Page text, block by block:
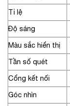
Tỉ lệ
Độ sáng
Màu sắc hiển thị
Tần số quét
Cổng kết nối
Góc nhìn